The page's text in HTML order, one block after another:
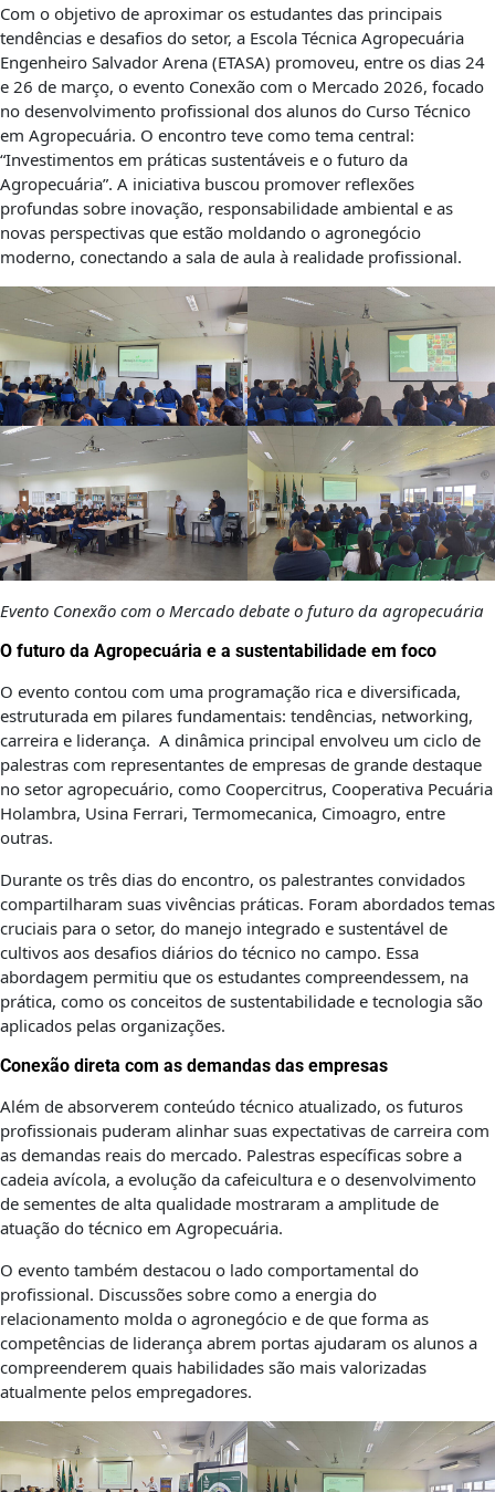
Com o objetivo de aproximar os estudantes das principais
tendências e desafios do setor, a Escola Técnica Agropecuária
Engenheiro Salvador Arena (ETASA) promoveu, entre os dias 24
e 26 de março, o evento Conexão com o Mercado 2026, focado
no desenvolvimento profissional dos alunos do Curso Técnico
em Agropecuária. O encontro teve como tema central:
“Investimentos em práticas sustentáveis e o futuro da
Agropecuária”. A iniciativa buscou promover reflexões
profundas sobre inovação, responsabilidade ambiental e as
novas perspectivas que estão moldando o agronegócio
moderno, conectando a sala de aula à realidade profissional.
Evento Conexão com o Mercado debate o futuro da agropecuária
O futuro da Agropecuária e a sustentabilidade em foco
O evento contou com uma programação rica e diversificada,
estruturada em pilares fundamentais: tendências, networking,
carreira e liderança. A dinâmica principal envolveu um ciclo de
palestras com representantes de empresas de grande destaque
no setor agropecuário, como Coopercitrus, Cooperativa Pecuária
Holambra, Usina Ferrari, Termomecanica, Cimoagro, entre
outras.
Durante os três dias do encontro, os palestrantes convidados
compartilharam suas vivências práticas. Foram abordados temas
cruciais para o setor, do manejo integrado e sustentável de
cultivos aos desafios diários do técnico no campo. Essa
abordagem permitiu que os estudantes compreendessem, na
prática, como os conceitos de sustentabilidade e tecnologia são
aplicados pelas organizações.
Conexão direta com as demandas das empresas
Além de absorverem conteúdo técnico atualizado, os futuros
profissionais puderam alinhar suas expectativas de carreira com
as demandas reais do mercado. Palestras específicas sobre a
cadeia avícola, a evolução da cafeicultura e o desenvolvimento
de sementes de alta qualidade mostraram a amplitude de
atuação do técnico em Agropecuária.
O evento também destacou o lado comportamental do
profissional. Discussões sobre como a energia do
relacionamento molda o agronegócio e de que forma as
competências de liderança abrem portas ajudaram os alunos a
compreenderem quais habilidades são mais valorizadas
atualmente pelos empregadores.